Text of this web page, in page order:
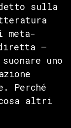
sulla
meta-
—
uno
Perché
altri